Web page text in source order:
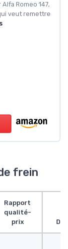
Romeo 147,
veut remettre
frein
Rapport
qualité-
prix